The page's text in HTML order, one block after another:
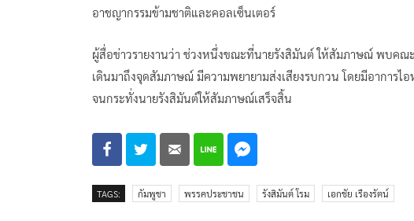
อาชญากรรมข้ามชาติและคอลเซ็นเตอร์
ผู้สื่อข่าวรายงานว่า ช่วงหนึ่งขณะที่นายรังสิมันต์ ให้สัมภาษณ์ พบค
เดินมาถึงจุดสัมภาษณ์ มีความพยายามส่งเสียงรบกวน โดยมีอาการไ
จนกระทั่งนายรังสิมันต์ให้สัมภาษณ์เสร็จสิ้น
TAGS: กัมพูชา พรรคประชาชน รังสิมันต์ โรม เอกชัย เรืองรัตน์